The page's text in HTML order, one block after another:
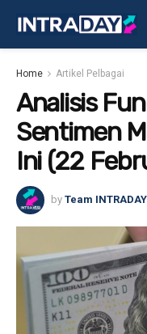
Home Artikel Pelbagai
Analisis
Sentimen
Ini (22
by Team INTRADAY